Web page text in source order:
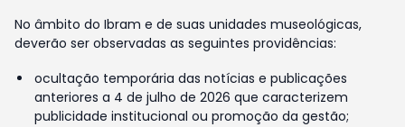
No âmbito do Ibram e de suas unidades museológicas,
deverão ser observadas as seguintes providências:
ocultação temporária das notícias e publicações
anteriores a 4 de julho de 2026 que caracterizem
publicidade institucional ou promoção da gestão;